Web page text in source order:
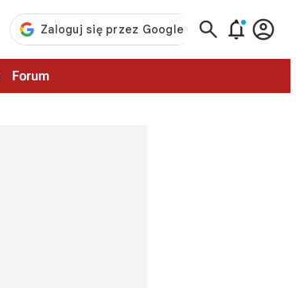
  
Forum